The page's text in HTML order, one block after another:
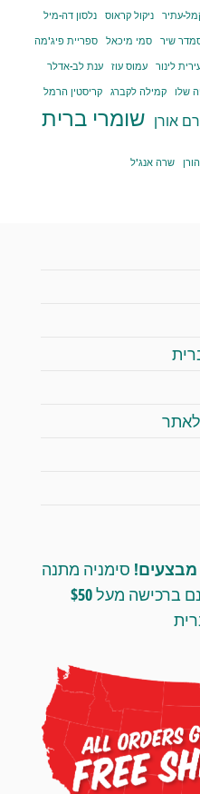
עתיר ניקול קראוס נלסון דה-מיל
שיר סמי מיכאל
ספריית פיג'מה
לינור עמוס עוז
ענת לב-אדלר
שלו קמילה לקברג קריסטין הרמל
רם אורן שומרי ברית
שרה אנג'ל
סימניה מתנה
בכל רכישה ומשלוחים חינם ברכישה מעל $50